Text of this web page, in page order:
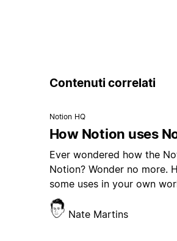
Contenuti correlati
Notion HQ
How Notion uses
Ever wondered how the
Notion? Wonder no more.
some uses in your own
Nate Martins